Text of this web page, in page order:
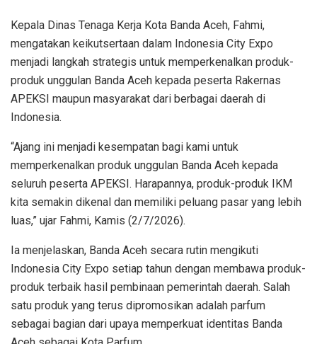
Kepala Dinas Tenaga Kerja Kota Banda Aceh, Fahmi,
mengatakan keikutsertaan dalam Indonesia City Expo
menjadi langkah strategis untuk memperkenalkan produk-
produk unggulan Banda Aceh kepada peserta Rakernas
APEKSI maupun masyarakat dari berbagai daerah di
Indonesia.
“Ajang ini menjadi kesempatan bagi kami untuk
memperkenalkan produk unggulan Banda Aceh kepada
seluruh peserta APEKSI. Harapannya, produk-produk IKM
kita semakin dikenal dan memiliki peluang pasar yang lebih
luas,” ujar Fahmi, Kamis (2/7/2026).
Ia menjelaskan, Banda Aceh secara rutin mengikuti
Indonesia City Expo setiap tahun dengan membawa produk-
produk terbaik hasil pembinaan pemerintah daerah. Salah
satu produk yang terus dipromosikan adalah parfum
sebagai bagian dari upaya memperkuat identitas Banda